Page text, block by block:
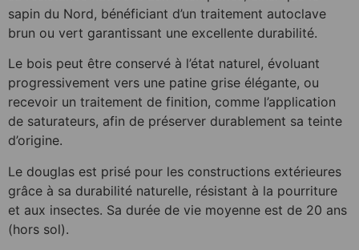
sapin du Nord, bénéficiant d’un traitement autoclave
brun ou vert garantissant une excellente durabilité.
Le bois peut être conservé à l’état naturel, évoluant
progressivement vers une patine grise élégante, ou
recevoir un traitement de finition, comme l’application
de saturateurs, afin de préserver durablement sa teinte
d’origine.
Le douglas est prisé pour les constructions extérieures
grâce à sa durabilité naturelle, résistant à la pourriture
et aux insectes. Sa durée de vie moyenne est de 20 ans
(hors sol).